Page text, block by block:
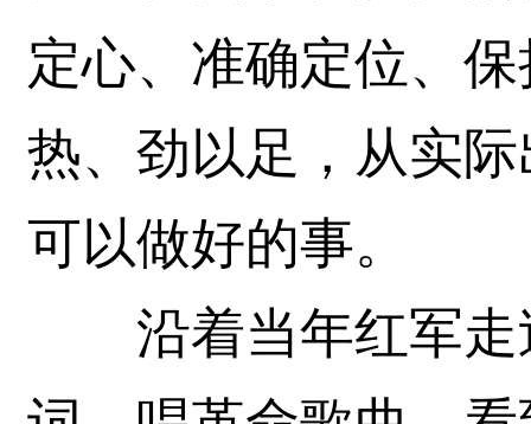
定心、准确定位、
热、劲以足，从实
可以做好的事。
沿着当年红军走